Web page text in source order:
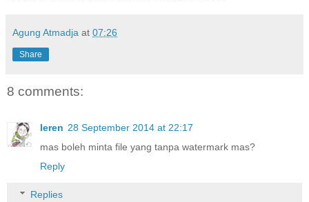
Agung Atmadja at 07:26
Share
8 comments:
leren 28 September 2014 at 22:17
mas boleh minta file yang tanpa watermark mas?
Reply
Replies